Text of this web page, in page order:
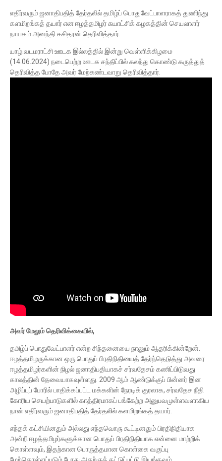
எதிர்வரும் ஜனாதிபதித் தேர்தலில் தமிழ்ப் பொதுவேட்பாளராகத் துணிந்து
களமிறங்கத் தயார் என ஈழத்தமிழர் சுயாட்சிக் கழகத்தின் செயலாளர்
நாயகம் அனந்தி சசிதரன் தெரிவித்தார்.
யாழ்.வடமராட்சி ஊடக இல்லத்தில் இன்று வெள்ளிக்கிழமை
(14.06.2024) நடைபெற்ற ஊடக சந்திப்பில் கலந்து கொண்டு கருத்துத்
தெரிவித்த போதே அவர் மேற்கண்டவாறு தெரிவித்தார்.
அவர் மேலும் தெரிவிக்கையில்,
தமிழ்ப் பொதுவேட்பாளர் என்ற சிந்தனையை நானும் ஆதரிக்கின்றேன்.
ஈழத்தமிழருக்கான ஒரு பொதுப் பிரதிநிதியைத் தேர்ந்தெடுத்து அவரை
ஈழத்தமிழர்களின் நிழல் ஜனாதிபதியாகச் சர்வதேசம் கணிப்பிடுவது
காலத்தின் தேவையாகவுள்ளது. 2009 ஆம் ஆண்டுக்குப் பின்னர் இன
அழிப்புப் போரில் பாதிக்கப்பட்ட மக்களின் நேரடிக் குரலாக, சர்வதேச நீதி
கோரிய செயற்பாடுகளில் காத்திரமாகப் பங்கேற்ற அனுபவமுள்ளவளாகிய
நான் எதிர்வரும் ஜனாதிபதித் தேர்தலில் களமிறங்கத் தயார்.
எந்தக் கட்சியினதும் அல்லது எந்தவொரு கூட்டினதும் பிரதிநிதியாக
அன்றி ஈழத்தமிழர்களுக்கான பொதுப் பிரதிநிதியாக என்னை மாற்றிக்
கொள்ளவும், இதற்கான பொருத்தமான கொள்கை வகுப்பு